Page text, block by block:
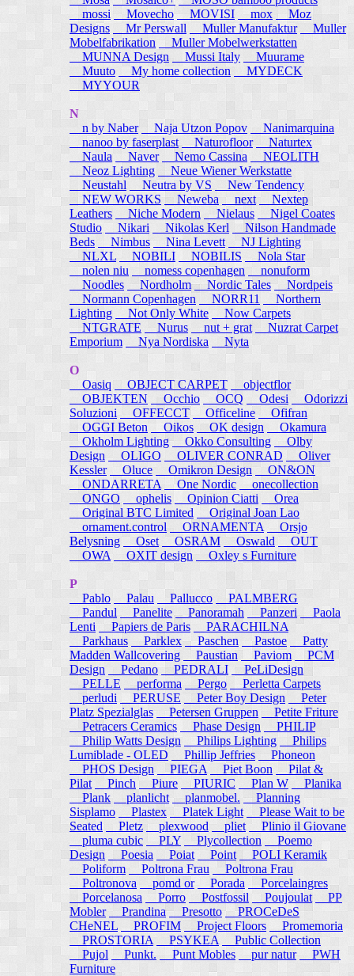
mossi
Movecho MOVISI mox
Moz
Designs
Mr Perswall Muller Manufaktur
Muller
Mobelfabrikation
Muller Mobelwerkstatten
MUNNA Design
Mussi Italy
Muurame
Muuto My home collection
MYDECK
MYYOUR
N
n by Naber
Naja Utzon Popov
Nanimarquina
nanoo by faserplast
Naturofloor
Naturtex
Naula
Naver Nemo Cassina
NEOLITH
Neoz Lighting
Neue Wiener Werkstatte
Neustahl
Neutra by VS
New Tendency
NEW WORKS
Neweba next
Nextep
Leathers
Niche Modern Nielaus
Nigel Coates
Studio
Nikari Nikolas Kerl
Nilson Handmade
Beds
Nimbus Nina Levett
NJ Lighting
NLXL
NOBILI NOBILIS
Nola Star
nolen niu
nomess copenhagen
nonuform
Noodles
Nordholm Nordic Tales
Nordpeis
Normann Copenhagen
NORR11
Northern
Lighting
Not Only White
Now Carpets
NTGRATE
Nurus nut + grat
Nuzrat Carpet
Emporium
Nya Nordiska Nyta
O
Oasiq
OBJECT CARPET
objectflor
OBJEKTEN
Occhio OCQ Odesi
Odorizzi
Soluzioni
OFFECCT Officeline
Ofifran
OGGI Beton
Oikos OK design
Okamura
Okholm Lighting
Okko Consulting
Olby
Design
OLIGO OLIVER CONRAD
Oliver
Kessler
Oluce Omikron Design
ON&ON
ONDARRETA
One Nordic
onecollection
ONGO
ophelis Opinion Ciatti
Orea
Original BTC Limited
Original Joan Lao
ornament.control
ORNAMENTA
Orsjo
Belysning
Oset OSRAM Oswald
OUT
OWA
OXIT design Oxley s Furniture
P
Pablo
Palau Pallucco
PALMBERG
Pandul
Panelite Panoramah Panzeri
Paola
Lenti
Papiers de Paris
PARACHILNA
Parkhaus
Parklex Paschen Pastoe
Patty
Madden Wallcovering
Paustian Paviom
PCM
Design
Pedano PEDRALI
PeLiDesign
PELLE
performa Pergo
Perletta Carpets
perludi
PERUSE Peter Boy Design
Peter
Platz Spezialglas
Petersen Gruppen
Petite Friture
Petracers Ceramics
Phase Design
PHILIP
Philip Watts Design
Philips Lighting
Philips
Lumiblade - OLED
Phillip Jeffries
Phoneon
PHOS Design
PIEGA Piet Boon
Pilat &
Pilat
Pinch Piure PIURIC Plan W
Planika
Plank
planlicht planmobel. Planning
Sisplamo
Plastex Platek Light
Please Wait to be
Seated
Pletz plexwood pliet
Plinio il Giovane
pluma cubic
PLY Plycollection
Poemo
Design
Poesia Poiat Point
POLI Keramik
Poliform
Poltrona Frau
Poltrona Frau
Poltronova
pomd or Porada
Porcelaingres
Porcelanosa
Porro Postfossil Poujoulat
PP
Mobler
Prandina Presotto
PROCeDeS
CHeNEL
PROFIM Project Floors
Promemoria
PROSTORIA
PSYKEA
Public Collection
Pujol
Punkt. Punt Mobles pur natur
PWH
Furniture